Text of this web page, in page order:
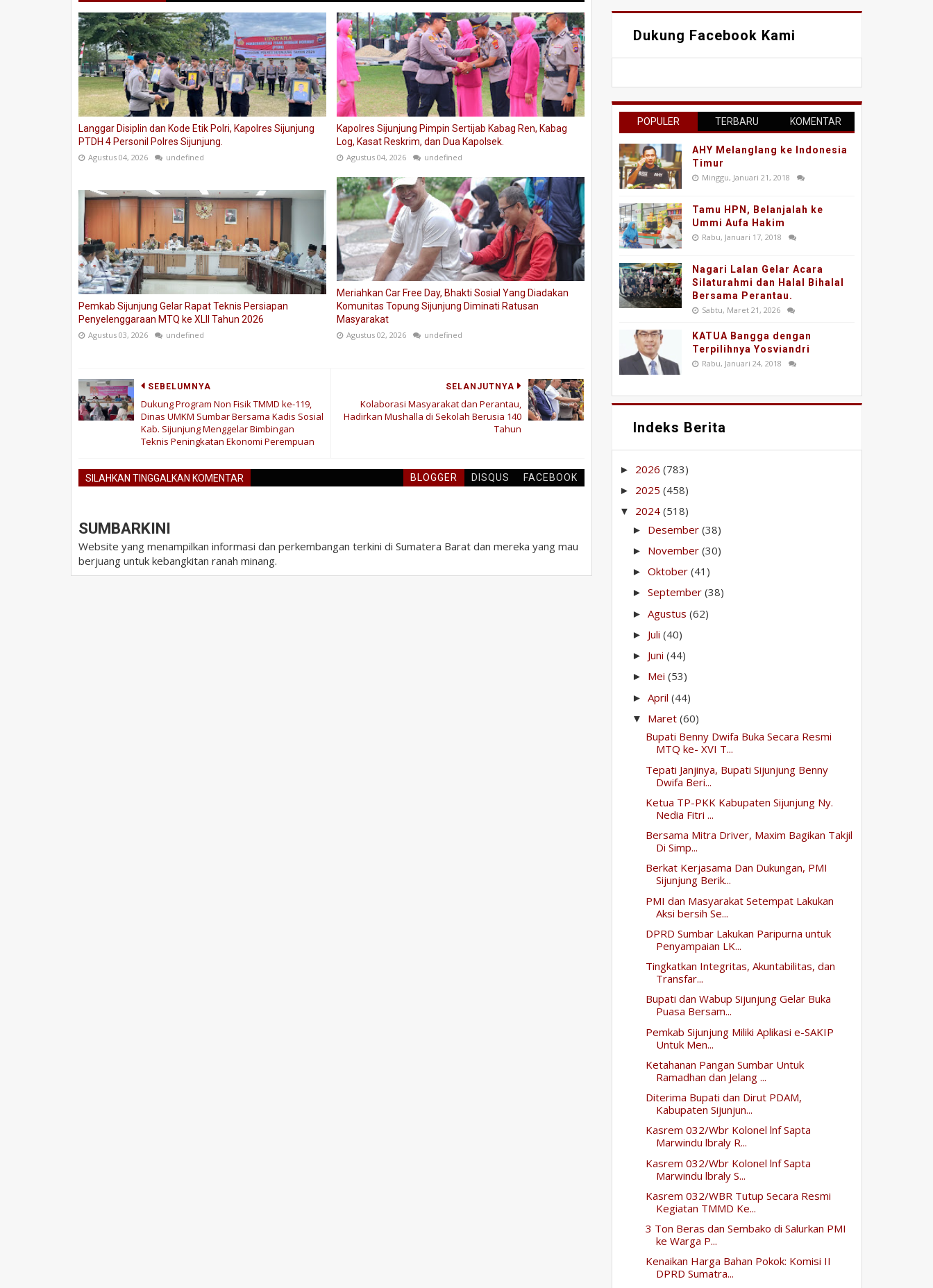
Langgar Disiplin dan Kode Etik Polri, Kapolres Sijunjung
PTDH 4 Personil Polres Sijunjung.
Agustus 04, 2026 undefined
Kapolres Sijunjung Pimpin Sertijab Kabag Ren, Kabag
Log, Kasat Reskrim, dan Dua Kapolsek.
Agustus 04, 2026 undefined
Pemkab Sijunjung Gelar Rapat Teknis Persiapan
Penyelenggaraan MTQ ke XLII Tahun 2026
Agustus 03, 2026 undefined
Meriahkan Car Free Day, Bhakti Sosial Yang Diadakan
Komunitas Topung Sijunjung Diminati Ratusan
Masyarakat
Agustus 02, 2026 undefined
SELANJUTNYA
Kolaborasi Masyarakat dan Perantau,
Hadirkan Mushalla di Sekolah Berusia 140
Tahun
SEBELUMNYA
Dukung Program Non Fisik TMMD ke-119,
Dinas UMKM Sumbar Bersama Kadis Sosial
Kab. Sijunjung Menggelar Bimbingan
Teknis Peningkatan Ekonomi Perempuan
SILAHKAN TINGGALKAN KOMENTAR BLOGGER DISQUS FACEBOOK
SUMBARKINI
Website yang menampilkan informasi dan perkembangan terkini di Sumatera Barat dan mereka yang mau
berjuang untuk kebangkitan ranah minang.
Dukung Facebook Kami
POPULER TERBARU KOMENTAR
AHY Melanglang ke Indonesia
Timur
Minggu, Januari 21, 2018
Tamu HPN, Belanjalah ke
Ummi Aufa Hakim
Rabu, Januari 17, 2018
Nagari Lalan Gelar Acara
Silaturahmi dan Halal Bihalal
Bersama Perantau.
Sabtu, Maret 21, 2026
KATUA Bangga dengan
Terpilihnya Yosviandri
Rabu, Januari 24, 2018
Indeks Berita
► 2026(783)
► 2025(458)
▼ 2024(518)
► Desember(38)
► November(30)
►Oktober(41)
►September(38)
►Agustus(62)
► Juli(40)
► Juni(44)
► Mei(53)
►April(44)
▼ Maret(60)
Bupati Benny Dwifa Buka Secara Resmi
MTQ ke- XVI T...
Tepati Janjinya, Bupati Sijunjung Benny
Dwifa Beri...
Ketua TP-PKK Kabupaten Sijunjung Ny.
Nedia Fitri ...
Bersama Mitra Driver, Maxim Bagikan Takjil
Di Simp...
Berkat Kerjasama Dan Dukungan, PMI
Sijunjung Berik...
PMI dan Masyarakat Setempat Lakukan
Aksi bersih Se...
DPRD Sumbar Lakukan Paripurna untuk
Penyampaian LK...
Tingkatkan Integritas, Akuntabilitas, dan
Transfar...
Bupati dan Wabup Sijunjung Gelar Buka
Puasa Bersam...
Pemkab Sijunjung Miliki Aplikasi e-SAKIP
Untuk Men...
Ketahanan Pangan Sumbar Untuk
Ramadhan dan Jelang ...
Diterima Bupati dan Dirut PDAM,
Kabupaten Sijunjun...
Kasrem 032/Wbr Kolonel lnf Sapta
Marwindu lbraly R...
Kasrem 032/Wbr Kolonel lnf Sapta
Marwindu lbraly S...
Kasrem 032/WBR Tutup Secara Resmi
Kegiatan TMMD Ke...
3 Ton Beras dan Sembako di Salurkan PMI
ke Warga P...
Kenaikan Harga Bahan Pokok: Komisi II
DPRD Sumatra...